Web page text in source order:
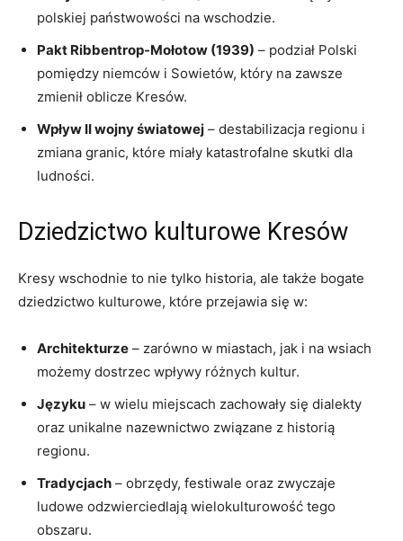
polskiej państwowości na wschodzie.
Pakt Ribbentrop-Mołotow (1939) – podział Polski
pomiędzy niemców i Sowietów, który na zawsze
zmienił oblicze Kresów.
Wpływ II wojny światowej – destabilizacja regionu i
zmiana granic, które miały katastrofalne skutki dla
ludności.
Dziedzictwo kulturowe Kresów
Kresy wschodnie to nie tylko historia, ale także bogate
dziedzictwo kulturowe, które przejawia się w:
Architekturze – zarówno w miastach, jak i na wsiach
możemy dostrzec wpływy różnych kultur.
Języku – w wielu miejscach zachowały się dialekty
oraz unikalne nazewnictwo związane z historią
regionu.
Tradycjach – obrzędy, festiwale oraz zwyczaje
ludowe odzwierciedlają wielokulturowość tego
obszaru.